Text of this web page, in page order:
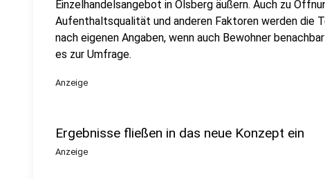
Einzelhandelsangebot in Olsberg äußern. Auch zu
Aufenthaltsqualität und anderen Faktoren werden die
nach eigenen Angaben, wenn auch Bewohner
es zur Umfrage.
Anzeige
Ergebnisse fließen in das neue Konzept ein
Anzeige